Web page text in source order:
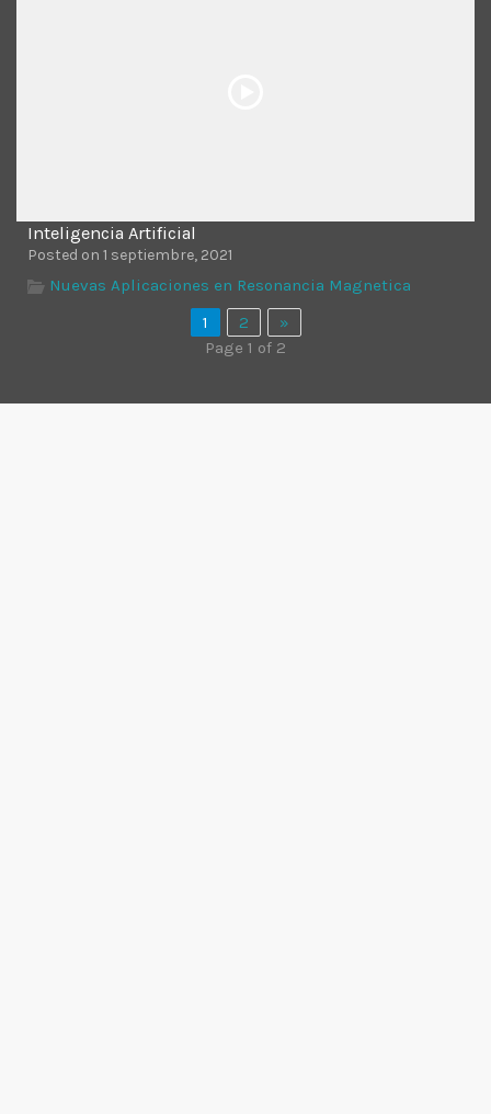
Inteligencia Artificial
Posted on 1 septiembre, 2021
Nuevas Aplicaciones en Resonancia Magnetica
1
2
»
Page 1 of 2